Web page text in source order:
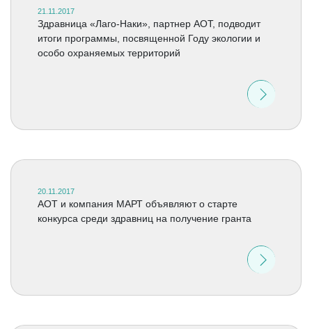
21.11.2017
Здравница «Лаго-Наки», партнер АОТ, подводит
итоги программы, посвященной Году экологии и
особо охраняемых территорий
20.11.2017
АОТ и компания МАРТ объявляют о старте
конкурса среди здравниц на получение гранта